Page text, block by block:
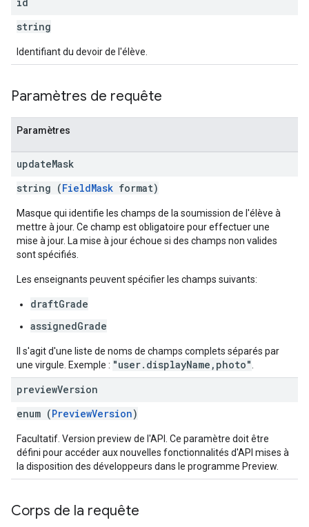
string
Identifiant du devoir de l'élève.
Paramètres de requête
Paramètres
updateMask
string (FieldMask format)
Masque qui identifie les champs de la soumission de l'élève à
mettre à jour. Ce champ est obligatoire pour effectuer une
mise à jour. La mise à jour échoue si des champs non valides
sont spécifiés.
Les enseignants peuvent spécifier les champs suivants:
draftGrade
assignedGrade
Il s'agit d'une liste de noms de champs complets séparés par
une virgule. Exemple : "user.displayName,photo"
previewVersion
enum (PreviewVersion)
Facultatif. Version preview de l'API. Ce paramètre doit être
défini pour accéder aux nouvelles fonctionnalités d'API mises à
la disposition des développeurs dans le programme Preview.
Corps de la requête